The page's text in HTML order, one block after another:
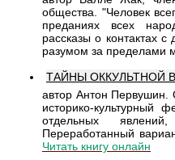
общества. "Человек
преданиях всех
рассказы о контактах
разумом за пределами
ТАЙНЫ ОККУЛЬТНОЙ
автор Антон Первушин.
историко-культурный
отдельных
Переработанный
Читать книгу онлайн